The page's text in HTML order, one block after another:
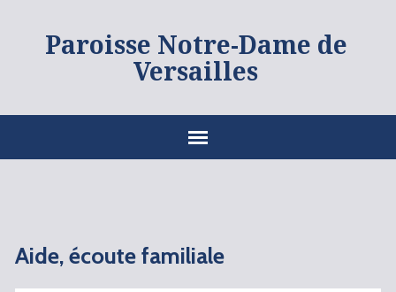
Paroisse Notre-Dame de
Versailles
Aide, écoute familiale